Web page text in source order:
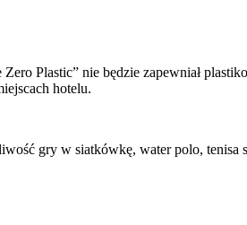
Plastic” nie będzie zapewniał
hotelu.
gry w siatkówkę, water polo, tenisa